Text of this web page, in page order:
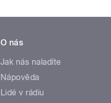
O nás
Jak nás naladíte
Nápověda
Lidé v rádiu